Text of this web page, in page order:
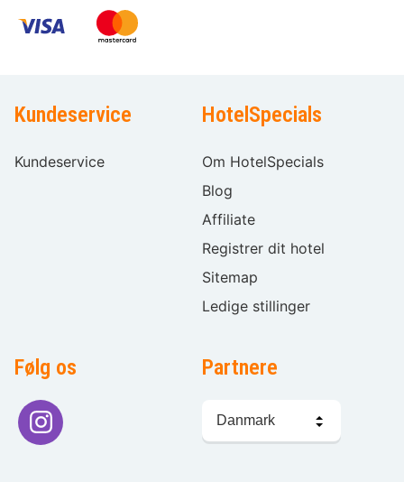
Kundeservice
Kundeservice
HotelSpecials
Om HotelSpecials
Blog
Affiliate
Registrer dit hotel
Sitemap
Ledige stillinger
Følg os Partnere